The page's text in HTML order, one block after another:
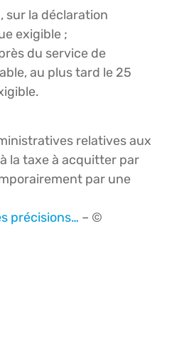
sur la déclaration
exigible ;
du service de
au plus tard le 25
relatives aux
la taxe à acquitter par
par une
précisions… – ©